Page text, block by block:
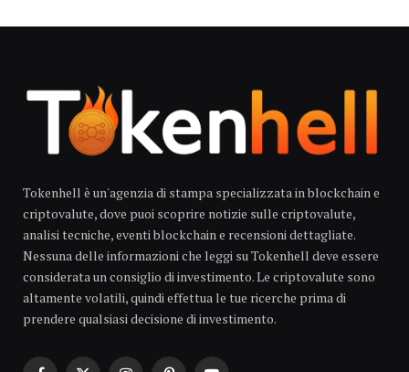
Tokenhell è un'agenzia di stampa specializzata in blockchain e
criptovalute, dove puoi scoprire notizie sulle criptovalute,
analisi tecniche, eventi blockchain e recensioni dettagliate.
Nessuna delle informazioni che leggi su Tokenhell deve essere
considerata un consiglio di investimento. Le criptovalute sono
altamente volatili, quindi effettua le tue ricerche prima di
prendere qualsiasi decisione di investimento.